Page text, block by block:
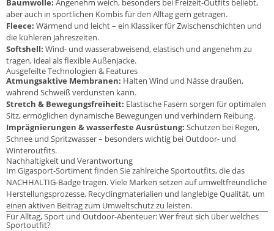
Baumwolle: Angenehm weich, besonders bei Freizeit-Outfits beliebt,
aber auch in sportlichen Kombis für den Alltag gern getragen.
Fleece: Wärmend und leicht – ein Klassiker für Zwischenschichten und
die kühleren Jahreszeiten.
Softshell: Wind- und wasserabweisend, elastisch und angenehm zu
tragen, ideal als flexible Außenjacke.
Ausgefeilte Technologien & Features
Atmungsaktive Membranen: Halten Wind und Nässe draußen,
während Schweiß verdunsten kann.
Stretch & Bewegungsfreiheit: Elastische Fasern sorgen für optimalen
Sitz, ermöglichen dynamische Bewegungen und verhindern Reibung.
Imprägnierungen & wasserfeste Ausrüstung: Schützen bei Regen,
Schnee und Spritzwasser – besonders wichtig bei Outdoor- und
Winteroutfits.
Nachhaltigkeit und Verantwortung
Im Gigasport-Sortiment finden Sie zahlreiche Sportoutfits, die das
NACHHALTIG-Badge tragen. Viele Marken setzen auf umweltfreundliche
Herstellungsprozesse, Recyclingmaterialien und langlebige Qualität, um
einen aktiven Beitrag zum Umweltschutz zu leisten.
Für Alltag, Sport und Outdoor-Abenteuer: Wer freut sich über welches
Sportoutfit?